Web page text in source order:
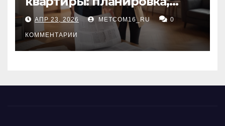
состояние жилья и
проверка документов
АПР 23, 2026 METCOM16_RU 0
КОММЕНТАРИИ